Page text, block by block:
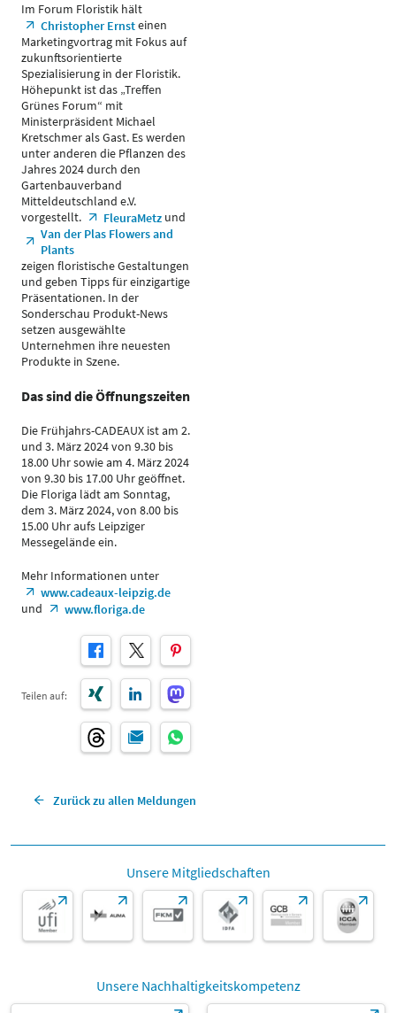
Im Forum Floristik hält
Christopher Ernsteinen
Marketingvortrag mit Fokus auf
zukunftsorientierte
Spezialisierung in der Floristik.
Höhepunkt ist das „Treffen
Grünes Forum“ mit
Ministerpräsident Michael
Kretschmer als Gast. Es werden
unter anderen die Pflanzen des
Jahres 2024 durch den
Gartenbauverband
Mitteldeutschland e.V.
vorgestellt.
FleuraMetzund
Van der Plas Flowers and
Plants
zeigen floristische Gestaltungen
und geben Tipps für einzigartige
Präsentationen. In der
Sonderschau Produkt-News
setzen ausgewählte
Unternehmen ihre neuesten
Produkte in Szene.
Das sind die Öffnungszeiten
Die Frühjahrs-CADEAUX ist am 2.
und 3. März 2024 von 9.30 bis
18.00 Uhr sowie am 4. März 2024
von 9.30 bis 17.00 Uhr geöffnet.
Die Floriga lädt am Sonntag,
dem 3. März 2024, von 8.00 bis
15.00 Uhr aufs Leipziger
Messegelände ein.
Mehr Informationen unter
www.cadeaux-leipzig.de
und
www.floriga.de
Teilen auf:
Zurück zu allen Meldungen
Unsere Mitgliedschaften
Unsere Nachhaltigkeitskompetenz